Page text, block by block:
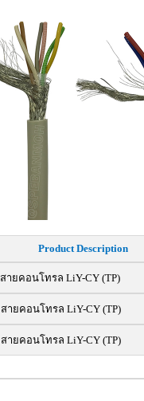
Product Description
สายคอนโทรล LiY-CY (TP)
สายคอนโทรล LiY-CY (TP)
สายคอนโทรล LiY-CY (TP)